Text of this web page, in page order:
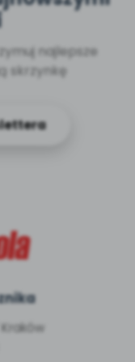
najlepsze
skrzynkę